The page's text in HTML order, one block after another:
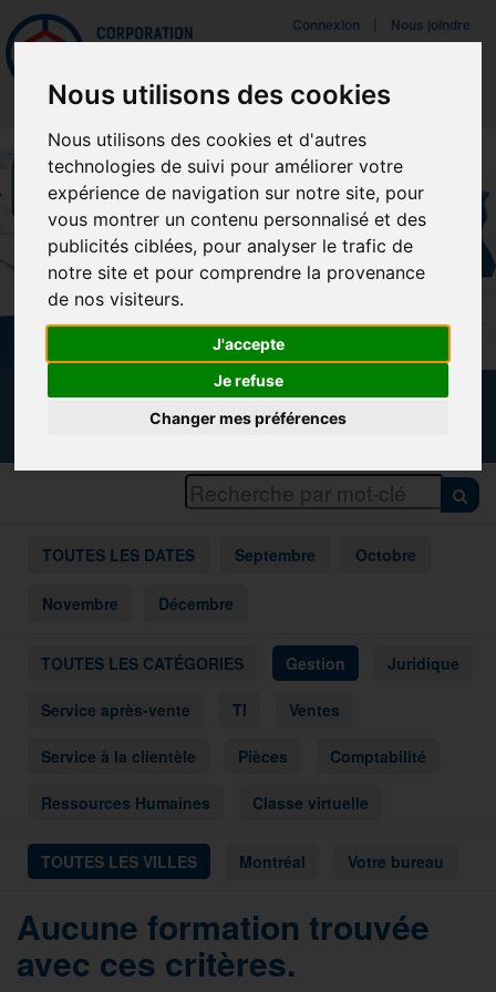
Nous utilisons des cookies
Nous utilisons des cookies et d'autres
technologies de suivi pour améliorer votre
expérience de navigation sur notre site, pour
vous montrer un contenu personnalisé et des
publicités ciblées, pour analyser le trafic de
notre site et pour comprendre la provenance
de nos visiteurs.
J'accepte
Je refuse
Changer mes préférences
Mettreà jour vos préférences de témoins
Connexion Nous joindre
CALENDRIER DES FORMATIONS
TOUTES LES DATES Septembre Octobre
Novembre Décembre
TOUTES LES CATÉGORIES Gestion Juridique
Service après-vente TI Ventes
Service à la clientèle Pièces Comptabilité
Ressources Humaines Classe virtuelle
TOUTES LES VILLES Montréal Votre bureau
Aucune formation trouvée
avec ces critères.